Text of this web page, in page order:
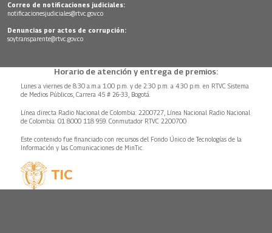
Correo de notificaciones judiciales:
notificacionesjudiciales@rtvc.gov.co
Denuncias por actos de corrupción:
soytransparente@rtvc.gov.co
Horario de atención y entrega de premios:
Lunes a viernes de 8:30 a.m.a 1:00 p.m. y de 2:30 p.m. a 4:30 p.m. en RTVC Sistema
de Medios Públicos, Carrera 45 # 26-33, Bogotá.
Línea directa Radio Nacional de Colombia: 2200727, Línea Nacional Radio Nacional
de Colombia: 01 8000 118 959. Conmutador RTVC 2200700
Este contenido fue financiado con recursos del Fondo Único de Tecnologías de la
Información y las Comunicaciones de MinTic.